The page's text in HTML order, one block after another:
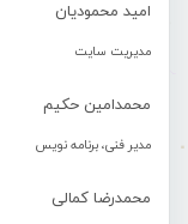
امید محمودیان
مدیریت سایت
محمدامین حکیم
مدیر فنی، برنامه نویس
محمدرضا کمالی